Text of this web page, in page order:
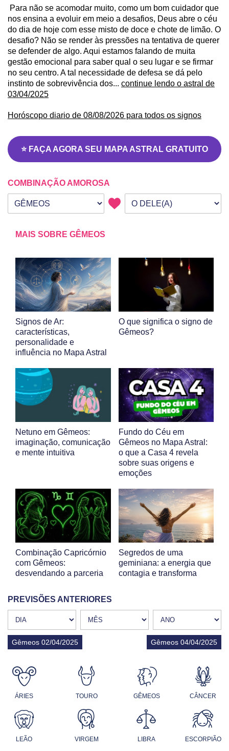
Para não se acomodar muito, como um bom cuidador que
nos ensina a evoluir em meio a desafios, Deus abre o céu
do dia de hoje com esse misto de doce e chote de limão. O
desafio? Não se render às pressões na tentativa de querer
se defender de algo. Aqui estamos falando de muita
gestão emocional para saber qual o seu lugar e se firmar
no seu centro. A tal necessidade de defesa se dá pelo
instinto de sobrevivência dos... continue lendo o astral de
03/04/2025
Horóscopo diario de 08/08/2026 para todos os signos
⭐ FAÇA AGORA SEU MAPA ASTRAL GRATUITO
COMBINAÇÃO AMOROSA
Seu signo
Signo da outra pessoa
MAIS SOBRE GÊMEOS
Signos de Ar:
características,
personalidade e
influência no Mapa Astral
O que significa o signo de
Gêmeos?
Netuno em Gêmeos:
imaginação, comunicação
e mente intuitiva
Fundo do Céu em
Gêmeos no Mapa Astral:
o que a Casa 4 revela
sobre suas origens e
emoções
Combinação Capricórnio
com Gêmeos:
desvendando a parceria
Segredos de uma
geminiana: a energia que
contagia e transforma
PREVISÕES ANTERIORES
Gêmeos 02/04/2025 Gêmeos 04/04/2025
ÁRIES TOURO GÊMEOS CÂNCER
LEÃO VIRGEM LIBRA ESCORPIÃO